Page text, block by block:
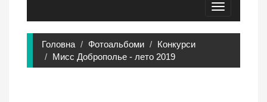
Toggle
navigation
Головна Фотоальбоми
Конкурси
Мисс Доброполье - лето 2019